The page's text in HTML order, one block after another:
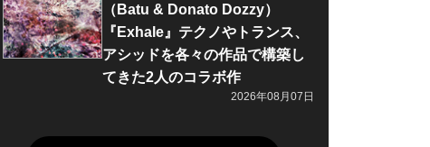
（Batu & Donato Dozzy）
『Exhale』テクノやトランス、
アシッドを各々の作品で構築し
てきた2人のコラボ作
2026年08月07日